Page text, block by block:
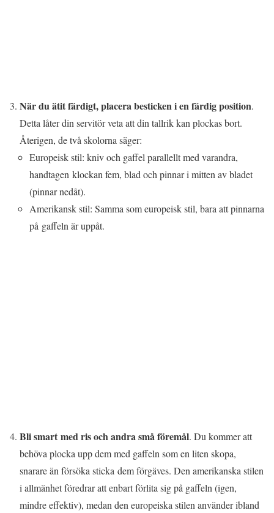
När du ätit färdigt, placera besticken i en färdig position.
Detta låter din servitör veta att din tallrik kan plockas bort.
Återigen, de två skolorna säger:
Europeisk stil: kniv och gaffel parallellt med varandra,
handtagen klockan fem, blad och pinnar i mitten av bladet
(pinnar nedåt).
Amerikansk stil: Samma som europeisk stil, bara att pinnarna
på gaffeln är uppåt.
Bli smart med ris och andra små föremål. Du kommer att
behöva plocka upp dem med gaffeln som en liten skopa,
snarare än försöka sticka dem förgäves. Den amerikanska stilen
i allmänhet föredrar att enbart förlita sig på gaffeln (igen,
mindre effektiv), medan den europeiska stilen använder ibland